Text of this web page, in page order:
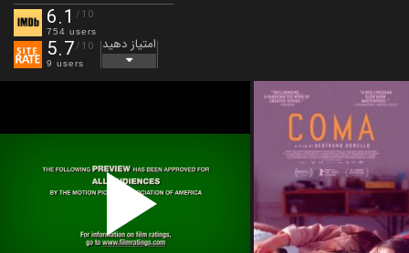
6.1 /10
754 users
5.7/10
9 users
امتیاز دهید